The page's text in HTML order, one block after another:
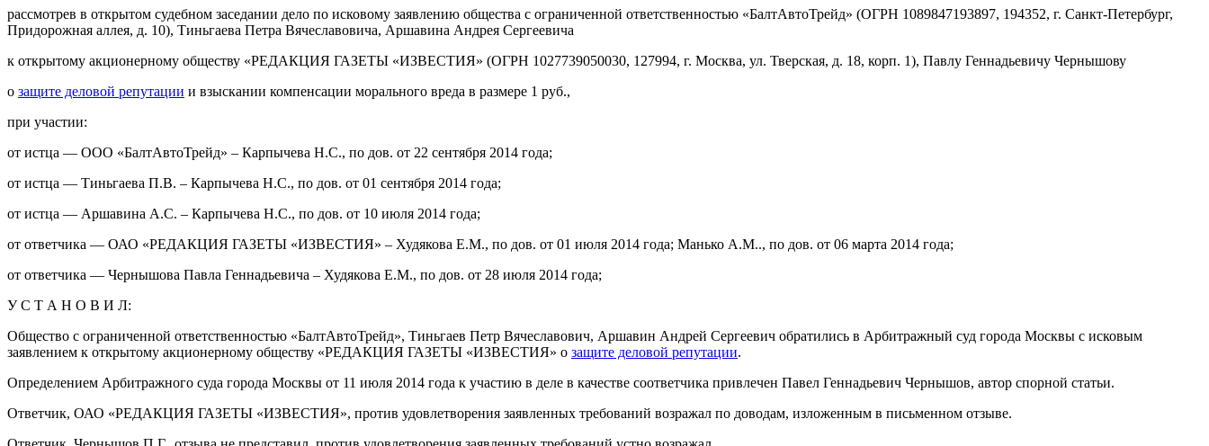
рассмотрев в открытом судебном заседании дело по исковому заявлению общества с ограниченной ответственностью «БалтАвтоТрейд» (ОГРН 1089847193897, 194352, г. Санкт-Петербург,
Придорожная аллея, д. 10), Тиньгаева Петра Вячеславовича, Аршавина Андрея Сергеевича
к открытому акционерному обществу «РЕДАКЦИЯ ГАЗЕТЫ «ИЗВЕСТИЯ» (ОГРН 1027739050030, 127994, г. Москва, ул. Тверская, д. 18, корп. 1), Павлу Геннадьевичу Чернышову
о защите деловой репутации и взыскании компенсации морального вреда в размере 1 руб.,
при участии:
от истца — ООО «БалтАвтоТрейд» – Карпычева Н.С., по дов. от 22 сентября 2014 года;
от истца — Тиньгаева П.В. – Карпычева Н.С., по дов. от 01 сентября 2014 года;
от истца — Аршавина А.С. – Карпычева Н.С., по дов. от 10 июля 2014 года;
от ответчика — ОАО «РЕДАКЦИЯ ГАЗЕТЫ «ИЗВЕСТИЯ» – Худякова Е.М., по дов. от 01 июля 2014 года; Манько А.М.., по дов. от 06 марта 2014 года;
от ответчика — Чернышова Павла Геннадьевича – Худякова Е.М., по дов. от 28 июля 2014 года;
У С Т А Н О В И Л:
Общество с ограниченной ответственностью «БалтАвтоТрейд», Тиньгаев Петр Вячеславович, Аршавин Андрей Сергеевич обратились в Арбитражный суд города Москвы с исковым
заявлением к открытому акционерному обществу «РЕДАКЦИЯ ГАЗЕТЫ «ИЗВЕСТИЯ» о защите деловой репутации.
Определением Арбитражного суда города Москвы от 11 июля 2014 года к участию в деле в качестве соответчика привлечен Павел Геннадьевич Чернышов, автор спорной статьи.
Ответчик, ОАО «РЕДАКЦИЯ ГАЗЕТЫ «ИЗВЕСТИЯ», против удовлетворения заявленных требований возражал по доводам, изложенным в письменном отзыве.